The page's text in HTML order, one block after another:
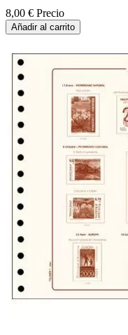
8,00 € Precio
Añadir al carrito